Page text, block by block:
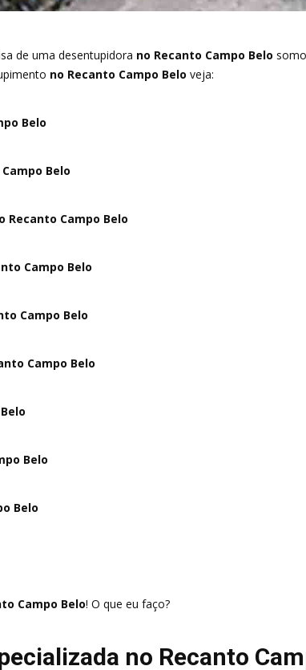
de uma desentupidora no Recanto Campo Belo
no Recanto Campo Belo veja:
Belo
Belo
Recanto Campo Belo
Campo Belo
Campo Belo
Campo Belo
Belo
Belo
Campo Belo! O que eu faço?
no Recanto